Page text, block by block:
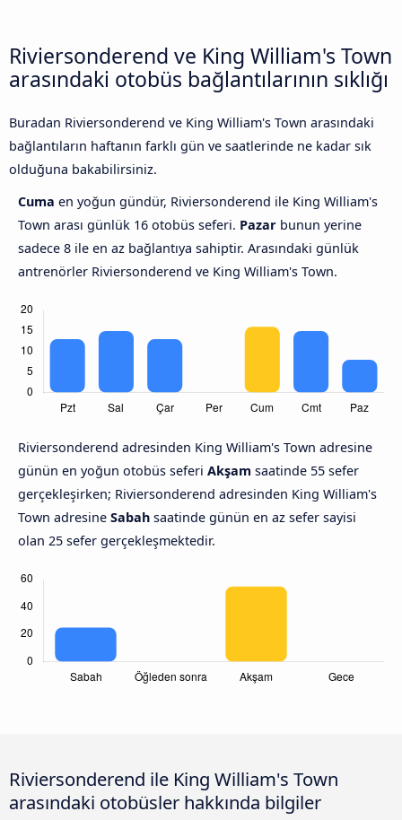
Riviersonderend ve King William's Town
arasındaki otobüs bağlantılarının sıklığı
Buradan Riviersonderend ve King William's Town arasındaki
bağlantıların haftanın farklı gün ve saatlerinde ne kadar sık
olduğuna bakabilirsiniz.
Cuma en yoğun gündür, Riviersonderend ile King William's
Town arası günlük 16 otobüs seferi. Pazar bunun yerine
sadece 8 ile en az bağlantıya sahiptir. Arasındaki günlük
antrenörler Riviersonderend ve King William's Town.
Riviersonderend adresinden King William's Town adresine
günün en yoğun otobüs seferi Akşam saatinde 55 sefer
gerçekleşirken; Riviersonderend adresinden King William's
Town adresine Sabah saatinde günün en az sefer sayisi
olan 25 sefer gerçekleşmektedir.
Riviersonderend ile King William's Town
arasındaki otobüsler hakkında bilgiler